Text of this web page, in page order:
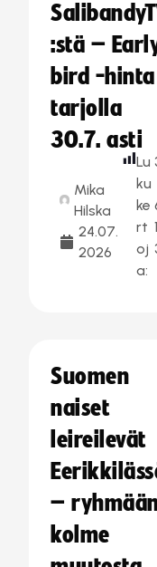
:stä –
bird -hinta
tarjolla
30.7. asti
Mika
Hilska
24.07.
2026
Lu
ku
ke
rt
oj
a:
1
Suomen
naiset
leireilevät
–
kolme